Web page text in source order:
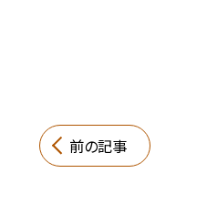
前の記事